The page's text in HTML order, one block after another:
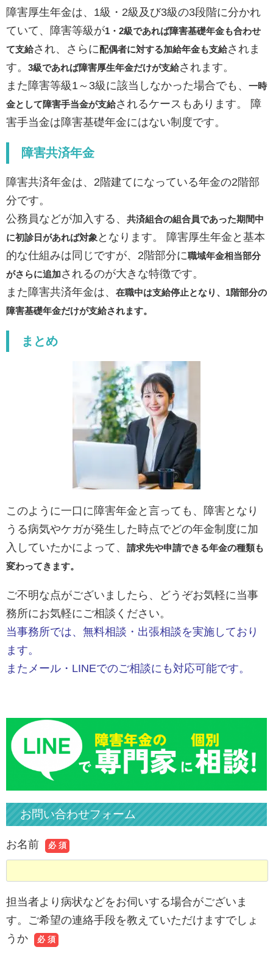
障害厚生年金は、1級・2級及び3級の3段階に分かれ
ていて、障害等級が1 ・ 2級であれば障害基礎年金も合わせ
て支給され、さらに配偶者に対する加給年金も支給されま
す。 3級であれば障害厚生年金だけが支給されます。
また障害等級1～3級に該当しなかった場合でも、 一時
金として障害手当金が支給されるケースもあります。 障
害手当金は障害基礎年金にはない制度です。
障害共済年金
障害共済年金は、2階建てになっている年金の2階部
分です。
公務員などが加入する、 共済組合の組合員であった期間中
に初診日があれば対象 となります。 障害厚生年金と基本
的な仕組みは同じですが、2階部分に職域年金相当部分
がさらに追加されるのが大きな特徴です。
また障害共済年金は、 在職中は支給停止となり、 1階部分の
障害基礎年金だけが支給されます。
まとめ
このように一口に障害年金と言っても、障害となり
うる病気やケガが発生した時点でどの年金制度に加
入していたかによって、 請求先や申請できる年金の種類も
変わってきます。
ご不明な点がございましたら、どうぞお気軽に当事
務所にお気軽にご相談ください。
当事務所では、 無料相談・出張相談を実施しており
ます。
またメール・LINEでのご相談にも対応可能です。
お問い合わせフォーム
お名前 必 須
担当者より病状などをお伺いする場合がございま
す。ご希望の連絡手段を教えていただけますでしょ
うか
必 須